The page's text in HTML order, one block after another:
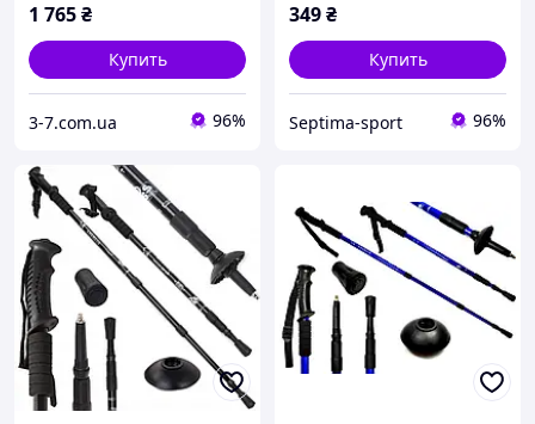
1 765₴
Купить
3-7.com.ua 96%
349₴
Купить
Septima-sport 96%